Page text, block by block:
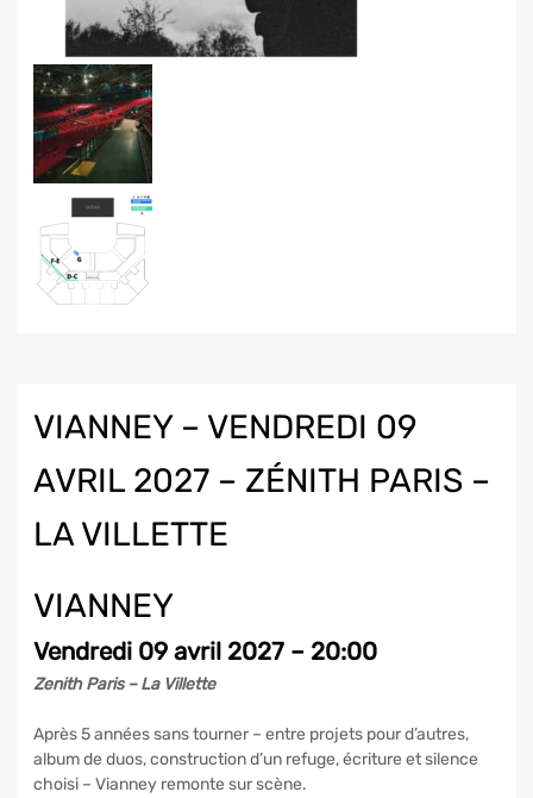
VIANNEY – VENDREDI 09
AVRIL 2027 – ZÉNITH PARIS –
LA VILLETTE
VIANNEY
Vendredi 09 avril 2027 – 20:00
Zenith Paris – La Villette
Après 5 années sans tourner – entre projets pour d’autres,
album de duos, construction d’un refuge, écriture et silence
choisi – Vianney remonte sur scène.